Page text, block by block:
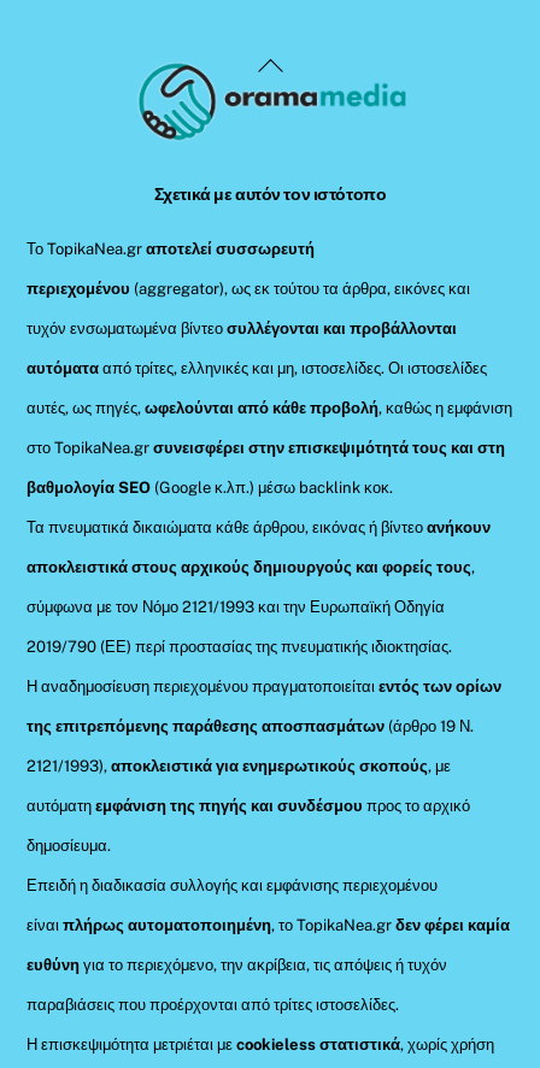
Back
To
Σχετικά με αυτόν τον ιστότοπο
Το TopikaNea.grαποτελεί συσσωρευτή
περιεχομένου (aggregator), ως εκ τούτου τα άρθρα, εικόνες και
τυχόν ενσωματωμένα βίντεοσυλλέγονται και προβάλλονται
αυτόματααπό τρίτες, ελληνικές και μη, ιστοσελίδες. Οι ιστοσελίδες
αυτές, ως πηγές,ωφελούνται από κάθε προβολή, καθώς η εμφάνιση
στο TopikaNea.gr συνεισφέρει στην επισκεψιμότητά τους και στη
βαθμολογία SEO (Google κ.λπ.) μέσω backlink κοκ.
Τα πνευματικά δικαιώματα κάθε άρθρου, εικόνας ή βίντεοανήκουν
αποκλειστικά στους αρχικούς δημιουργούς και φορείς τους,
σύμφωνα με τον Νόμο 2121/1993 και την Ευρωπαϊκή Οδηγία
2019/790 (ΕΕ) περί προστασίας της πνευματικής ιδιοκτησίας.
Η αναδημοσίευση περιεχομένου πραγματοποιείταιεντός των ορίων
της επιτρεπόμενης παράθεσης αποσπασμάτων (άρθρο 19 Ν.
2121/1993), αποκλειστικά για ενημερωτικούς σκοπούς, με
αυτόματηεμφάνιση της πηγής και συνδέσμου προς το αρχικό
δημοσίευμα.
Επειδή η διαδικασία συλλογής και εμφάνισης περιεχομένου
είναιπλήρως αυτοματοποιημένη, το TopikaNea.grδεν φέρει καμία
ευθύνη για το περιεχόμενο, την ακρίβεια, τις απόψεις ή τυχόν
παραβιάσεις που προέρχονται από τρίτες ιστοσελίδες.
Η επισκεψιμότητα μετριέται μεcookieless στατιστικά, χωρίς χρήση